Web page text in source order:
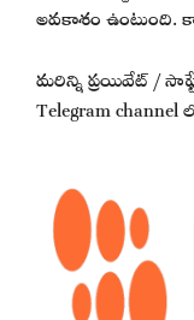
అవకాశం ఉంటుంది.
మరిన్ని ప్రయివేట్ /
Telegram